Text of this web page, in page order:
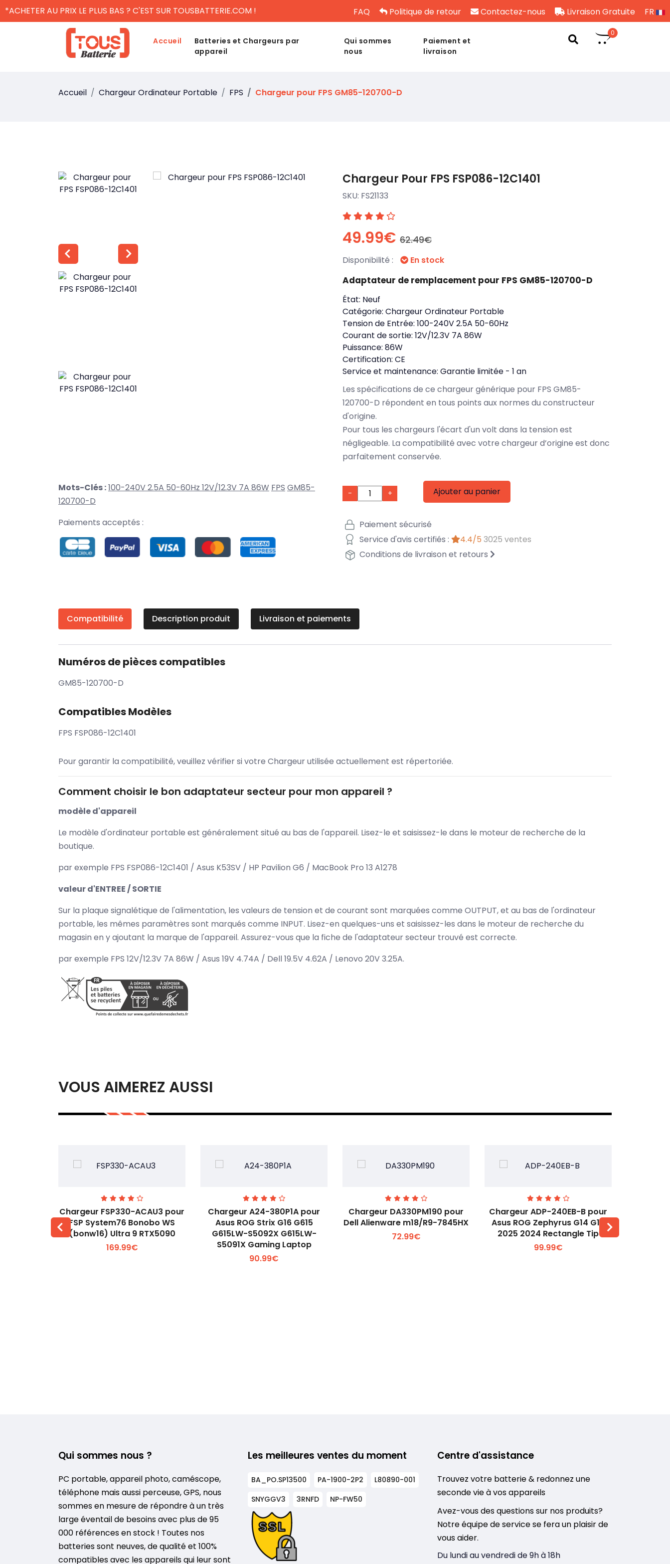
*ACHETER AU PRIX LE PLUS BAS ? C'EST SUR TOUSBATTERIE.COM ! FAQ Politique de retour Contactez-nous Livraison Gratuite FR
Accueil
Batteries et Chargeurs par
appareil
Qui sommes
nous
Paiement et
livraison
0
Accueil Chargeur Ordinateur Portable FPS Chargeur pour FPS GM85-120700-D
Mots-Clés :100-240V 2.5A 50-60Hz 12V/12.3V 7A 86W FPS GM85-
120700-D
Paiements acceptés :
Chargeur Pour FPS FSP086-12C1401
SKU: FS21133
49.99€ 62.49€
Disponibilité : En stock
Adaptateur de remplacement pour FPS GM85-120700-D
État: Neuf
Catégorie: Chargeur Ordinateur Portable
Tension de Entrée: 100-240V 2.5A 50-60Hz
Courant de sortie: 12V/12.3V 7A 86W
Puissance: 86W
Certification: CE
Service et maintenance: Garantie limitée - 1 an
Les spécifications de ce chargeur générique pour FPS GM85-
120700-D répondent en tous points aux normes du constructeur
d'origine.
Pour tous les chargeurs l'écart d'un volt dans la tension est
négligeable. La compatibilité avec votre chargeur d’origine est donc
parfaitement conservée.
- + Ajouter au panier
Paiement sécurisé
Service d'avis certifiés :
4.4/5 3025 ventes
Conditions de livraison et retours
Compatibilité Description produit Livraison et paiements
Numéros de pièces compatibles
GM85-120700-D
Compatibles Modèles
FPS FSP086-12C1401
Pour garantir la compatibilité, veuillez vérifier si votre Chargeur utilisée actuellement est répertoriée.
Comment choisir le bon adaptateur secteur pour mon appareil ?
modèle d'appareil
Le modèle d'ordinateur portable est généralement situé au bas de l'appareil. Lisez-le et saisissez-le dans le moteur de recherche de la
boutique.
par exemple FPS FSP086-12C1401 / Asus K53SV / HP Pavilion G6 / MacBook Pro 13 A1278
valeur d'ENTREE / SORTIE
Sur la plaque signalétique de l'alimentation, les valeurs de tension et de courant sont marquées comme OUTPUT, et au bas de l'ordinateur
portable, les mêmes paramètres sont marqués comme INPUT. Lisez-en quelques-uns et saisissez-les dans le moteur de recherche du
magasin en y ajoutant la marque de l'appareil. Assurez-vous que la fiche de l'adaptateur secteur trouvé est correcte.
par exemple FPS 12V/12.3V 7A 86W / Asus 19V 4.74A / Dell 19.5V 4.62A / Lenovo 20V 3.25A.
VOUS AIMEREZ AUSSI
Voir plus +
Chargeur FSP330-ACAU3 pour
FSP System76 Bonobo WS
(bonw16) Ultra 9 RTX5090
169.99€
Voir plus +
Chargeur A24-380P1A pour
Asus ROG Strix G16 G615
G615LW-S5092X G615LW-
S5091X Gaming Laptop
90.99€
Voir plus +
Chargeur DA330PM190 pour
Dell Alienware m18/R9-7845HX
72.99€
Voir plus +
Chargeur ADP-240EB-B pour
Asus ROG Zephyrus G14 G16
2025 2024 Rectangle Tip
99.99€
Qui sommes nous ?
PC portable, appareil photo, caméscope,
téléphone mais aussi perceuse, GPS, nous
sommes en mesure de répondre à un très
large éventail de besoins avec plus de 95
000 références en stock ! Toutes nos
batteries sont neuves, de qualité et 100%
compatibles avec les appareils qui leur sont
Les meilleures ventes du moment
BA_PO.SP13500 PA-1900-2P2
L80890-001
SNYGGV3
3RNFD NP-FW50
Centre d'assistance
Trouvez votre batterie & redonnez une
seconde vie à vos appareils
Avez-vous des questions sur nos produits?
Notre équipe de service se fera un plaisir de
vous aider.
Du lundi au vendredi de 9h à 18h